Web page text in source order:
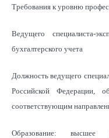
Требования к уровню
Ведущего специалиста-
бухгалтерского учета
Должность ведущего
Российской Федерации,
соответствующим
Образование: высшее